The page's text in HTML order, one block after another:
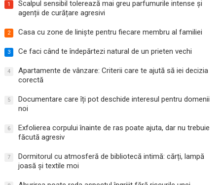
1
Scalpul sensibil tolerează mai greu parfumurile intense și
agenții de curățare agresivi
2 Casa cu zone de liniște pentru fiecare membru al familiei
3 Ce faci când te îndepărtezi natural de un prieten vechi
4
Apartamente de vânzare: Criterii care te ajută să iei decizia
corectă
5
Documentare care îți pot deschide interesul pentru domenii
noi
6
Exfolierea corpului înainte de ras poate ajuta, dar nu trebuie
făcută agresiv
7
Dormitorul cu atmosferă de bibliotecă intimă: cărți, lampă
joasă și textile moi